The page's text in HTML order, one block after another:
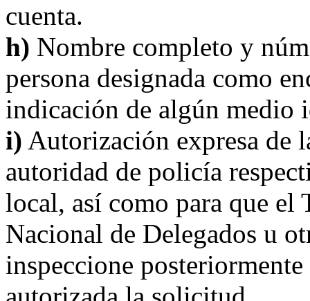
cuenta.
h) Nombre completo y
persona designada como
indicación de algún medio
i) Autorización expresa de
autoridad de policía
local, así como para que el
Nacional de Delegados u
inspeccione